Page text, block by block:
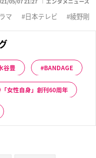
マ 日本テレビ 綾野剛
谷豊 BANDAGE
「女性自身」創刊60周年